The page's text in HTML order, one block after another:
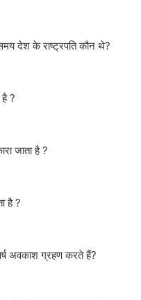
देश के राष्ट्रपति कौन थे?
?
जाता है ?
है ?
अवकाश ग्रहण करते हैं?